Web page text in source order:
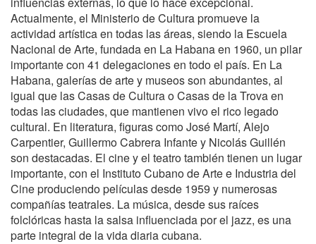
Actualmente, el Ministerio de Cultura promueve la
actividad artística en todas las áreas, siendo la Escuela
Nacional de Arte, fundada en La Habana en 1960, un pilar
importante con 41 delegaciones en todo el país. En La
Habana, galerías de arte y museos son abundantes, al
igual que las Casas de Cultura o Casas de la Trova en
todas las ciudades, que mantienen vivo el rico legado
cultural. En literatura, figuras como José Martí, Alejo
Carpentier, Guillermo Cabrera Infante y Nicolás Guillén
son destacadas. El cine y el teatro también tienen un lugar
importante, con el Instituto Cubano de Arte e Industria del
Cine produciendo películas desde 1959 y numerosas
compañías teatrales. La música, desde sus raíces
folclóricas hasta la salsa influenciada por el jazz, es una
parte integral de la vida diaria cubana.